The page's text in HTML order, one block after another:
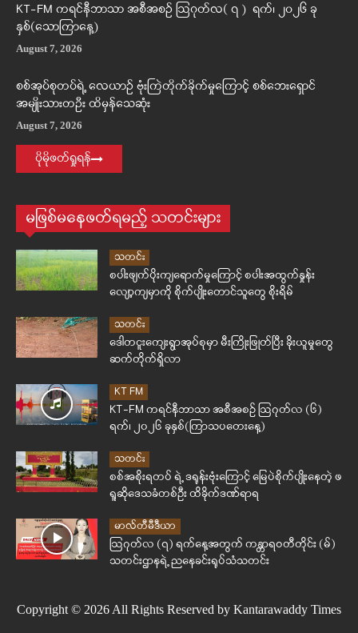
KT-FM ကရင်နီဘာသာ အစီအစဉ် ဩဂုတ်လ( ၇ ) ရက်၊ ၂၀၂၆ ခု
နှစ်(သောကြာနေ့)
August 7, 2026
စစ်အုပ်စုတပ်ရဲ့ လေယာဉ် ဗုံးကြဲတိုက်ခိုက်မှုကြောင့် စစ်ဘေးရှောင်
အမျိုးသားတဦး ထိမှန်သေဆုံး
August 7, 2026
ပိုမိုဖတ်ရှုရန်
မဖြစ်မနေဖတ်ရမည့် သတင်းများ
သတင်း
စပါးဖျက်ပိုးကျရောက်မှုကြောင့် စပါးအထွက်နှုန်း
လျော့ကျမှာကို စိုက်ပျိုးတောင်သူတွေ စိုးရိမ်
သတင်း
ဒေါတငူးကျေးရွာအုပ်စုမှာ မီးကြိုးဖြုတ်ပြီး ခိုးယူမှုတွေ
ဆက်တိုက်ရှိလာ
KT FM
KT-FM ကရင်နီဘာသာ အစီအစဉ် ဩဂုတ်လ (၆)
ရက်၊ ၂၀၂၆ ခုနှစ်(ကြာသပတေးနေ့)
သတင်း
စစ်အစိုးရတပ် ရဲ့ ဒရုန်းဗုံးကြောင့် မြေပဲစိုက်ပျိုးနေတဲ့ ဖ
ရူဆိုဒေသခံတစ်ဦး ထိခိုက်ဒဏ်ရာရ
မာလ်တီမီဒီယာ
ဩဂုတ်လ (၇) ရက်နေ့အတွက် ကန္တာရဝတီတိုင်း (မ်)
သတင်းဌာနရဲ့ ညနေခင်းရုပ်သံသတင်း
Copyright © 2026 All Rights Reserved by Kantarawaddy Times